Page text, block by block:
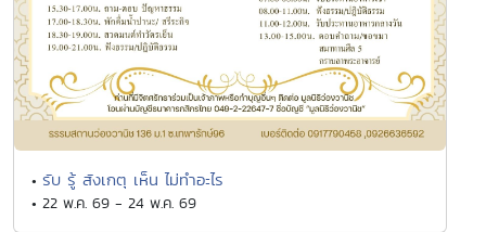
• รับ รู้ สังเกตุ เห็น ไม่ทำอะไร
• 22 พ.ค. 69 - 24 พ.ค. 69